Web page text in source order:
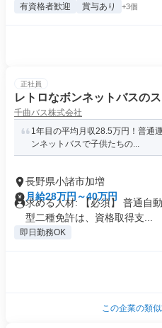
有資格者歓迎 賞与あり +3個
正社員
レトロなボンネットバスの
千曲バス株式会社
1年目の平均月収28.5万円！普通
ンネットバスで子供たちの...
長野県小諸市加増
月給28万円～40万円
求める人材: 【必須】 普通自
型二種免許は、資格取得支...
即日勤務OK
この企業の類